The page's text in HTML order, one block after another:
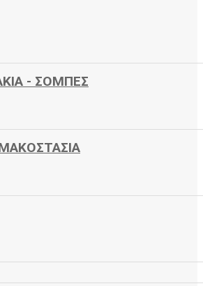
- ΣΟΜΠΕΣ